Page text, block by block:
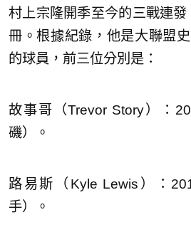
村上宗隆開季至今的三戰連
冊。根據紀錄，他是大聯盟
的球員，前三位分別是：
故事哥（Trevor Story）：
磯）。
路易斯（Kyle Lewis）：
手）。